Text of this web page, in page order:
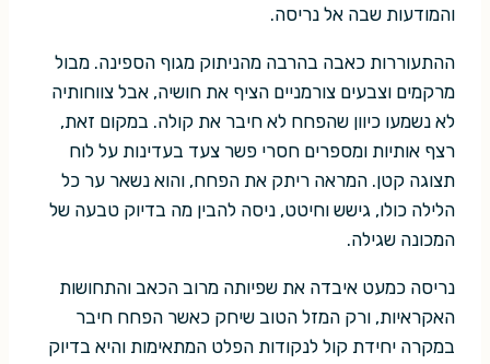
והמודעות שבה אל נריסה.
ההתעוררות כאבה בהרבה מהניתוק מגוף הספינה. מבול
מרקמים וצבעים צורמניים הציף את חושיה, אבל צווחותיה
לא נשמעו כיוון שהפחח לא חיבר את קולה. במקום זאת,
רצף אותיות ומספרים חסרי פשר צעד בעדינות על לוח
תצוגה קטן. המראה ריתק את הפחח, והוא נשאר ער כל
הלילה כולו, גישש וחיטט, ניסה להבין מה בדיוק טבעה של
המכונה שגילה.
נריסה כמעט איבדה את שפיותה מרוב הכאב והתחושות
האקראיות, ורק המזל הטוב שיחק כאשר הפחח חיבר
במקרה יחידת קול לנקודות הפלט המתאימות והיא בדיוק